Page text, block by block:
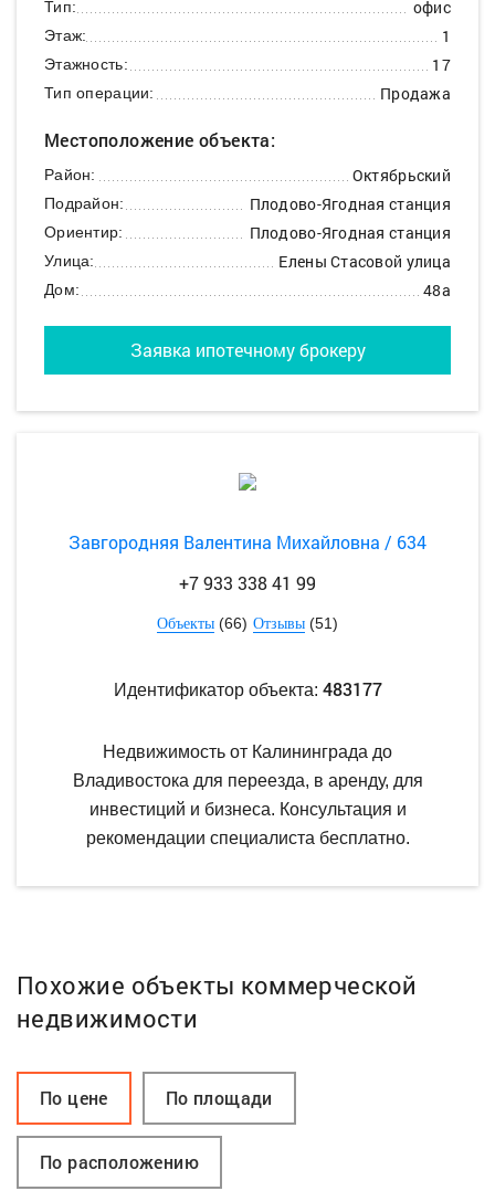
Тип: офис
Этаж: 1
Этажность: 17
Тип операции: Продажа
Местоположение объекта:
Район: Октябрьский
Подрайон: Плодово-Ягодная станция
Ориентир: Плодово-Ягодная станция
Улица: Елены Стасовой улица
Дом: 48а
Заявка ипотечному брокеру
Завгородняя Валентина Михайловна / 634
+7 933 338 41 99
Объекты (66) Отзывы (51)
Идентификатор объекта: 483177
Недвижимость от Калининграда до
Владивостока для переезда, в аренду, для
инвестиций и бизнеса. Консультация и
рекомендации специалиста бесплатно.
Похожие объекты коммерческой
недвижимости
По цене По площади
По расположению